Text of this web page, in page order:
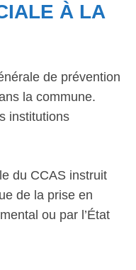
À LA
de prévention
la commune.
institutions
du CCAS instruit
de la prise en
ou par l’État